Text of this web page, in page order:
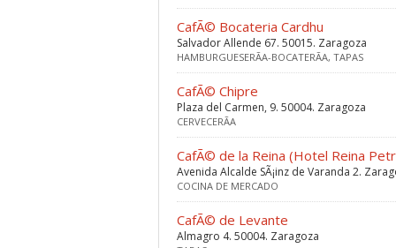
CafÃ© Bocateria Cardhu
Salvador Allende 67. 50015. Zaragoza
HAMBURGUESERÃ­A-BOCATERÃ­A, TAPAS
CafÃ© Chipre
Plaza del Carmen, 9. 50004. Zaragoza
CERVECERÃ­A
CafÃ© de la Reina (Hotel Reina
Avenida Alcalde SÃ¡inz de Varanda 2.
COCINA DE MERCADO
CafÃ© de Levante
Almagro 4. 50004. Zaragoza